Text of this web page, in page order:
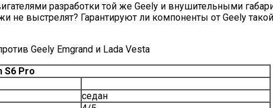
разработки той же Geely и внушительными
не выстрелят? Гарантируют ли компоненты от Geely
S6 Pro
седан